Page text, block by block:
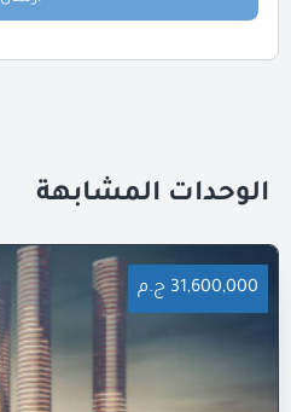
الوحدات المشابهة
31,600,000 ج.م